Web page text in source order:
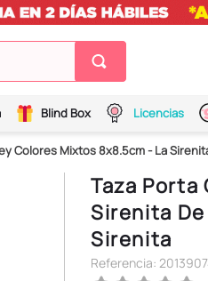
Blind Box Licencias
Colores Mixtos 8x8.5cm - La
Taza Porta
Sirenita
Sirenita
Referencia: